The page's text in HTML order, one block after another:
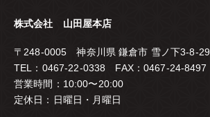
株式会社 山田屋本店
〒248-0005 神奈川県 鎌倉市 雪ノ下3-8-29
TEL：0467-22-0338 FAX：0467-24-8497
営業時間：10:00〜20:00
定休日：日曜日・月曜日